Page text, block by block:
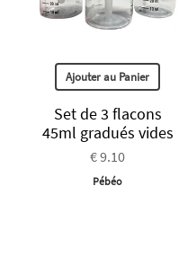
Ajouter au Panier
Set de 3 flacons
45ml gradués vides
€ 9.10
Pébéo